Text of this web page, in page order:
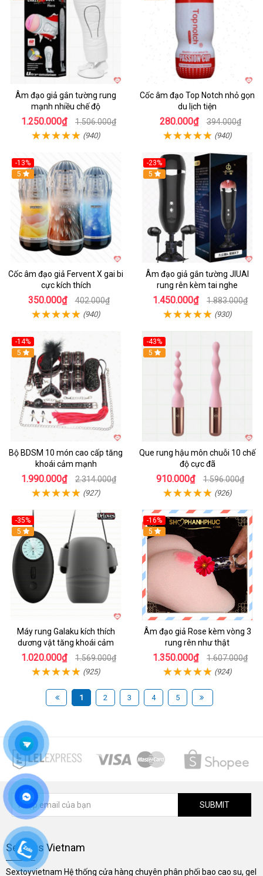
Âm đạo giả gắn tường rung
mạnh nhiều chế độ
1.250.000₫ 1.506.000₫
(940)
Cốc âm đạo Top Notch nhỏ gọn
du lịch tiện
280.000₫ 394.000₫
(940)
-13%
Hot
5
Cốc âm đạo giả Fervent X gai bi
cực kích thích
350.000₫ 402.000₫
(940)
-23%
5
Âm đạo giả gắn tường JIUAI
rung rên kèm tai nghe
1.450.000₫ 1.883.000₫
(930)
-14%
Hot
5
Bộ BDSM 10 món cao cấp tăng
khoái cảm mạnh
1.990.000₫ 2.314.000₫
(927)
-43%
5
Que rung hậu môn chuỗi 10 chế
độ cực đã
910.000₫ 1.596.000₫
(926)
-35%
Hot
5
Máy rung Galaku kích thích
dương vật tăng khoái cảm
1.020.000₫ 1.569.000₫
(925)
-16%
5
Âm đạo giả Rose kèm vòng 3
rung rên như thật
1.350.000₫ 1.607.000₫
(924)
1 2 3 4 5
SUBMIT
Sextoys Vietnam
Sextoyvietnam Hệ thống cửa hàng chuyên phân phối bao cao su, gel